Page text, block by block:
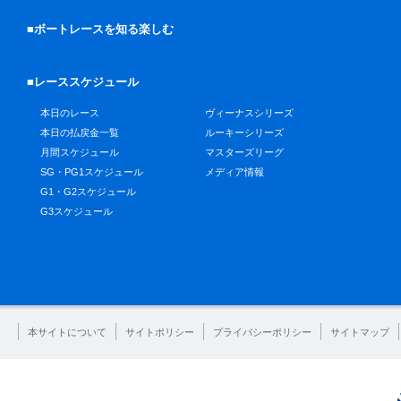
■ボートレースを知る楽しむ
■レーススケジュール
本日のレース
本日の払戻金一覧
月間スケジュール
SG・PG1スケジュール
G1・G2スケジュール
G3スケジュール
ヴィーナスシリーズ
ルーキーシリーズ
マスターズリーグ
メディア情報
本サイトについて サイトポリシー プライバシーポリシー サイトマップ